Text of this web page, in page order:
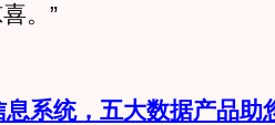
。”
系统，五大数据产品助